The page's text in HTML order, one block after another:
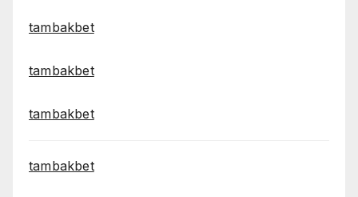
tambakbet
tambakbet
tambakbet
tambakbet